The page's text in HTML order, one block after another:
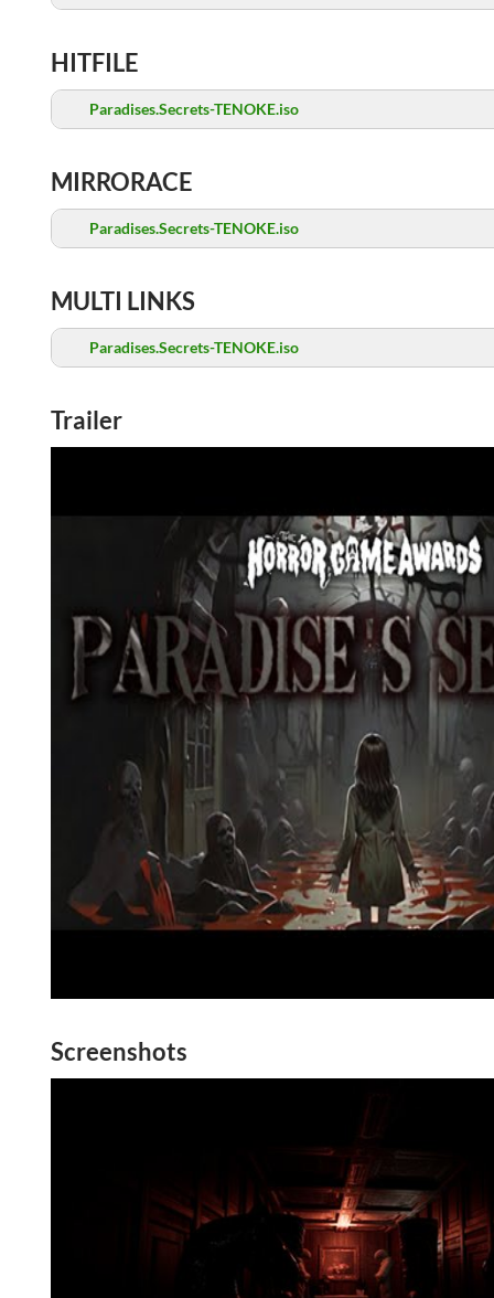
HITFILE
Paradises.Secrets-TENOKE.iso
MIRRORACE
Paradises.Secrets-TENOKE.iso
MULTI LINKS
Paradises.Secrets-TENOKE.iso
Trailer
Screenshots